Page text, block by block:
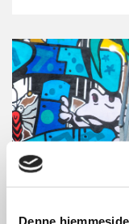
Denne